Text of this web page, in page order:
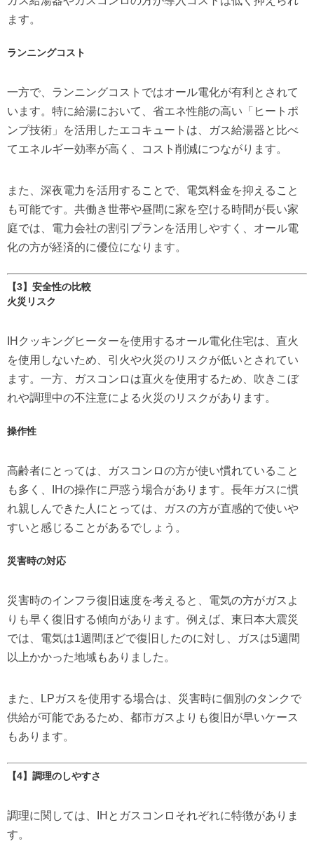
ます。
ランニングコスト
一方で、ランニングコストではオール電化が有利とされて
います。特に給湯において、省エネ性能の高い「ヒートポ
ンプ技術」を活用したエコキュートは、ガス給湯器と比べ
てエネルギー効率が高く、コスト削減につながります。
また、深夜電力を活用することで、電気料金を抑えること
も可能です。共働き世帯や昼間に家を空ける時間が長い家
庭では、電力会社の割引プランを活用しやすく、オール電
化の方が経済的に優位になります。
【3】安全性の比較
火災リスク
IHクッキングヒーターを使用するオール電化住宅は、直火
を使用しないため、引火や火災のリスクが低いとされてい
ます。一方、ガスコンロは直火を使用するため、吹きこぼ
れや調理中の不注意による火災のリスクがあります。
操作性
高齢者にとっては、ガスコンロの方が使い慣れていること
も多く、IHの操作に戸惑う場合があります。長年ガスに慣
れ親しんできた人にとっては、ガスの方が直感的で使いや
すいと感じることがあるでしょう。
災害時の対応
災害時のインフラ復旧速度を考えると、電気の方がガスよ
りも早く復旧する傾向があります。例えば、東日本大震災
では、電気は1週間ほどで復旧したのに対し、ガスは5週間
以上かかった地域もありました。
また、LPガスを使用する場合は、災害時に個別のタンクで
供給が可能であるため、都市ガスよりも復旧が早いケース
もあります。
【4】調理のしやすさ
調理に関しては、IHとガスコンロそれぞれに特徴がありま
す。